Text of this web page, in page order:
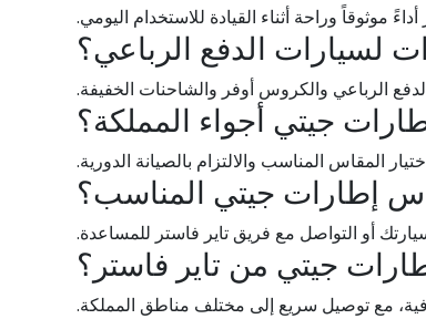
موثوقاً وراحة أثناء القيادة للاستخدام اليومي.
لسيارات الدفع الرباعي؟
الرباعي والكروس أوفر والشاحنات الخفيفة.
جيتي أجواء المملكة؟
المقاس المناسب والالتزام بالصيانة الدورية.
إطارات جيتي المناسب؟
أو التواصل مع فريق تاير فاستر للمساعدة.
جيتي من تاير فاستر؟
مع توصيل سريع إلى مختلف مناطق المملكة.